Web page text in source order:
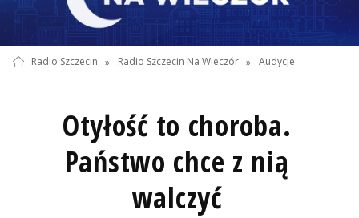
Radio Szczecin » Radio Szczecin Na Wieczór » Audycje
Otyłość to choroba.
Państwo chce z nią
walczyć